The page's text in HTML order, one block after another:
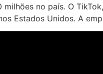
milhões no país. O
Estados Unidos. A